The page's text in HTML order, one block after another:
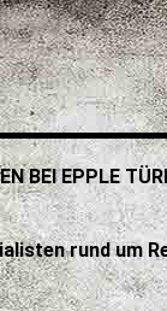
BEI EPPLE
rund um